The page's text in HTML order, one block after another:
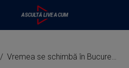
Vremea se schimbă în București. Cât durează perioada cu averse și vânt puternic